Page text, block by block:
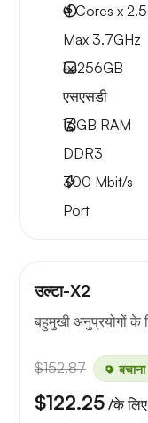
4 Cores x
Max 3.7GHz
1x256GB
एसएसडी
16GB RAM
DDR3
300 Mbit/s
Port
उल्टा-X2
बहुमुखी अनुप्रयोगों के
$152.87
$122.25 /के लिए